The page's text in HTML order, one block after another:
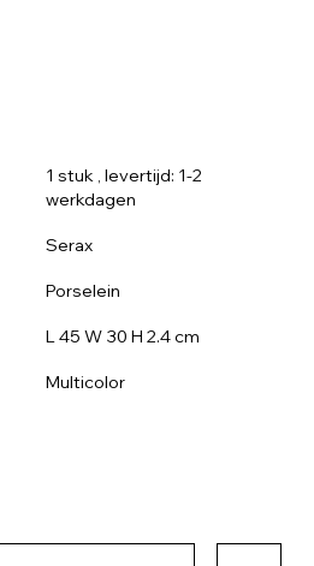
1 stuk , levertijd: 1-2
werkdagen
Serax
Porselein
L 45 W 30 H 2.4 cm
Multicolor